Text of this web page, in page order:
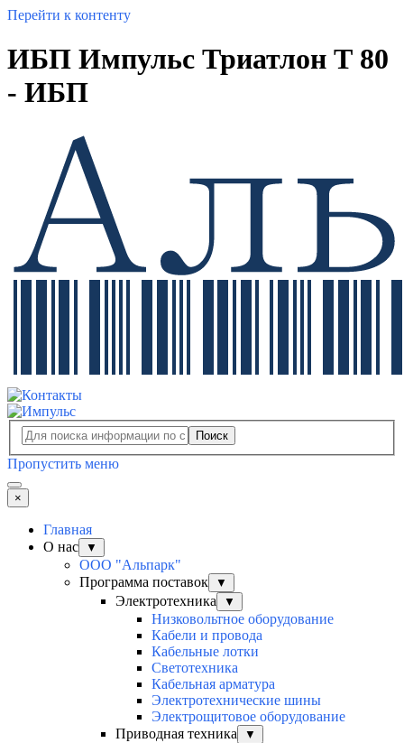
Перейти к контенту
ИБП Импульс Триатлон Т 80
- ИБП
Поиск
Пропустить меню
×
Главная
О нас
▼
ООО "Альпарк"
Программа поставок
▼
Электротехника ▼
Низковольтное оборудование
Кабели и провода
Кабельные лотки
Светотехника
Кабельная арматура
Электротехнические шины
Электрощитовое оборудование
Приводная техника
▼